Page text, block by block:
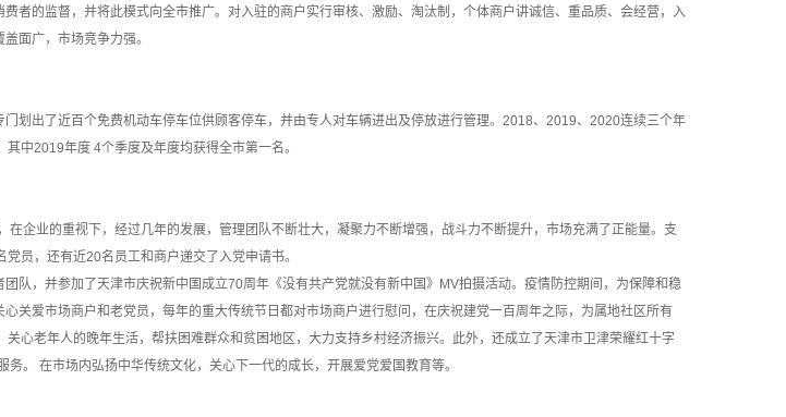
者的监督，并将此模式向全市推广。对入驻的商户实行审核、激励、淘汰制，个体商户讲诚信、重品质、会经营，入
面广，市场竞争力强。
出了近百个免费机动车停车位供顾客停车，并由专人对车辆进出及停放进行管理。2018、2019、2020连续三个年
中2019年度 4个季度及年度均获得全市第一名。
业的重视下，经过几年的发展，管理团队不断壮大，凝聚力不断增强，战斗力不断提升，市场充满了正能量。支
员，还有近20名员工和商户递交了入党申请书。
，并参加了天津市庆祝新中国成立70周年《没有共产党就没有新中国》MV拍摄活动。疫情防控期间，为保障和稳
关爱市场商户和老党员，每年的重大传统节日都对市场商户进行慰问，在庆祝建党一百周年之际，为属地社区所有
心老年人的晚年生活，帮扶困难群众和贫困地区，大力支持乡村经济振兴。此外，还成立了天津市卫津荣耀红十字
。 在市场内弘扬中华传统文化，关心下一代的成长，开展爱党爱国教育等。